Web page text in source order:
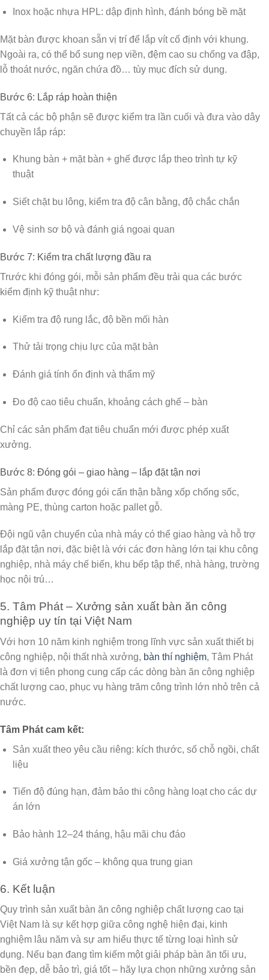
Inox hoặc nhựa HPL: dập định hình, đánh bóng bề mặt
Mặt bàn được khoan sẵn vị trí để lắp vít cố định với khung.
Ngoài ra, có thể bổ sung nẹp viền, đệm cao su chống va đập,
lỗ thoát nước, ngăn chứa đồ… tùy mục đích sử dụng.
Bước 6: Lắp ráp hoàn thiện
Tất cả các bộ phận sẽ được kiểm tra lần cuối và đưa vào dây
chuyền lắp ráp:
Khung bàn + mặt bàn + ghế được lắp theo trình tự kỹ
thuật
Siết chặt bu lông, kiểm tra độ cân bằng, độ chắc chắn
Vệ sinh sơ bộ và đánh giá ngoại quan
Bước 7: Kiểm tra chất lượng đầu ra
Trước khi đóng gói, mỗi sản phẩm đều trải qua các bước
kiểm định kỹ thuậtnhư:
Kiểm tra độ rung lắc, độ bền mối hàn
Thử tải trọng chịu lực của mặt bàn
Đánh giá tính ổn định và thẩm mỹ
Đo độ cao tiêu chuẩn, khoảng cách ghế – bàn
Chỉ các sản phẩm đạt tiêu chuẩn mới được phép xuất
xưởng.
Bước 8: Đóng gói – giao hàng – lắp đặt tận nơi
Sản phẩm được đóng gói cẩn thận bằng xốp chống sốc,
màng PE, thùng carton hoặc pallet gỗ.
Đội ngũ vận chuyển của nhà máy có thể giao hàng và hỗ trợ
lắp đặt tận nơi, đặc biệt là với các đơn hàng lớn tại khu công
nghiệp, nhà máy chế biến, khu bếp tập thể, nhà hàng, trường
học nội trú…
5. Tâm Phát – Xưởng sản xuất bàn ăn công
nghiệp uy tín tại Việt Nam
Với hơn 10 năm kinh nghiệm trong lĩnh vực sản xuất thiết bị
công nghiệp, nội thất nhà xưởng, bàn thí nghiệm, Tâm Phát
là đơn vị tiên phong cung cấp các dòng bàn ăn công nghiệp
chất lượng cao, phục vụ hàng trăm công trình lớn nhỏ trên cả
nước.
Tâm Phát cam kết:
Sản xuất theo yêu cầu riêng: kích thước, số chỗ ngồi, chất
liệu
Tiến độ đúng hạn, đảm bảo thi công hàng loạt cho các dự
án lớn
Bảo hành 12–24 tháng, hậu mãi chu đáo
Giá xưởng tận gốc – không qua trung gian
6. Kết luận
Quy trình sản xuất bàn ăn công nghiệp chất lượng cao tại
Việt Nam là sự kết hợp giữa công nghệ hiện đại, kinh
nghiệm lâu năm và sự am hiểu thực tế từng loại hình sử
dụng. Nếu bạn đang tìm kiếm một giải pháp bàn ăn tối ưu,
bền đẹp, dễ bảo trì, giá tốt – hãy lựa chọn những xưởng sản